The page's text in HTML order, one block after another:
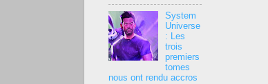
System
Universe
: Les
trois
premiers
tomes
nous ont rendu accros